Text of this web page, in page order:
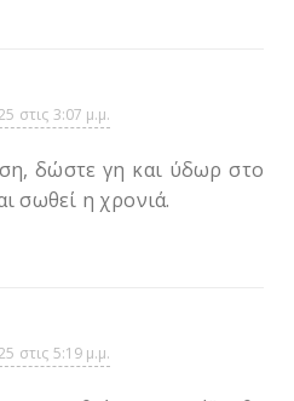
στις 3:07 μ.μ.
δώστε γη και ύδωρ στο
σωθεί η χρονιά.
στις 5:19 μ.μ.